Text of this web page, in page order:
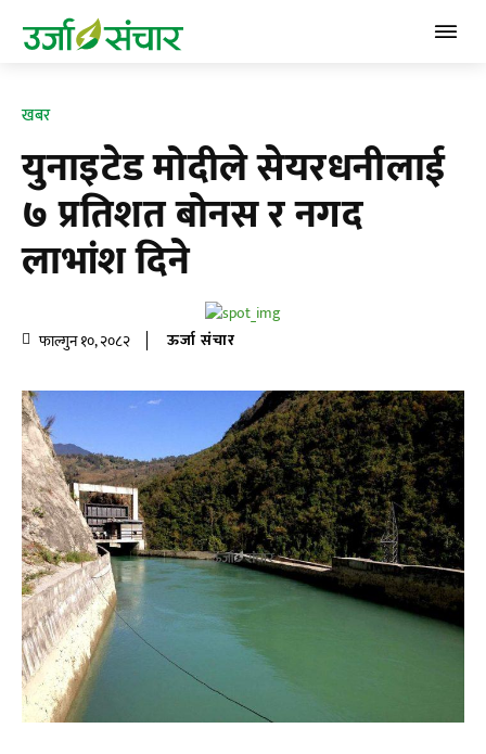
खबर
युनाइटेड मोदीले सेयरधनीलाई
७ प्रतिशत बोनस र नगद
लाभांश दिने
फाल्गुन १०, २०८२ ऊर्जा संचार